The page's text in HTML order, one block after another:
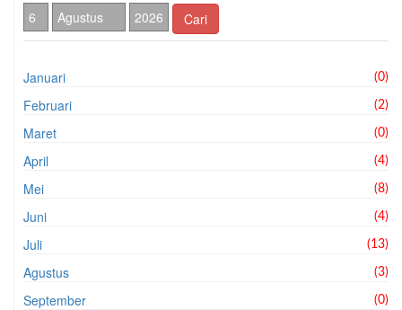
Cari
Januari (0)
Februari (2)
Maret (0)
April (4)
Mei (8)
Juni (4)
Juli (13)
Agustus (3)
September (0)